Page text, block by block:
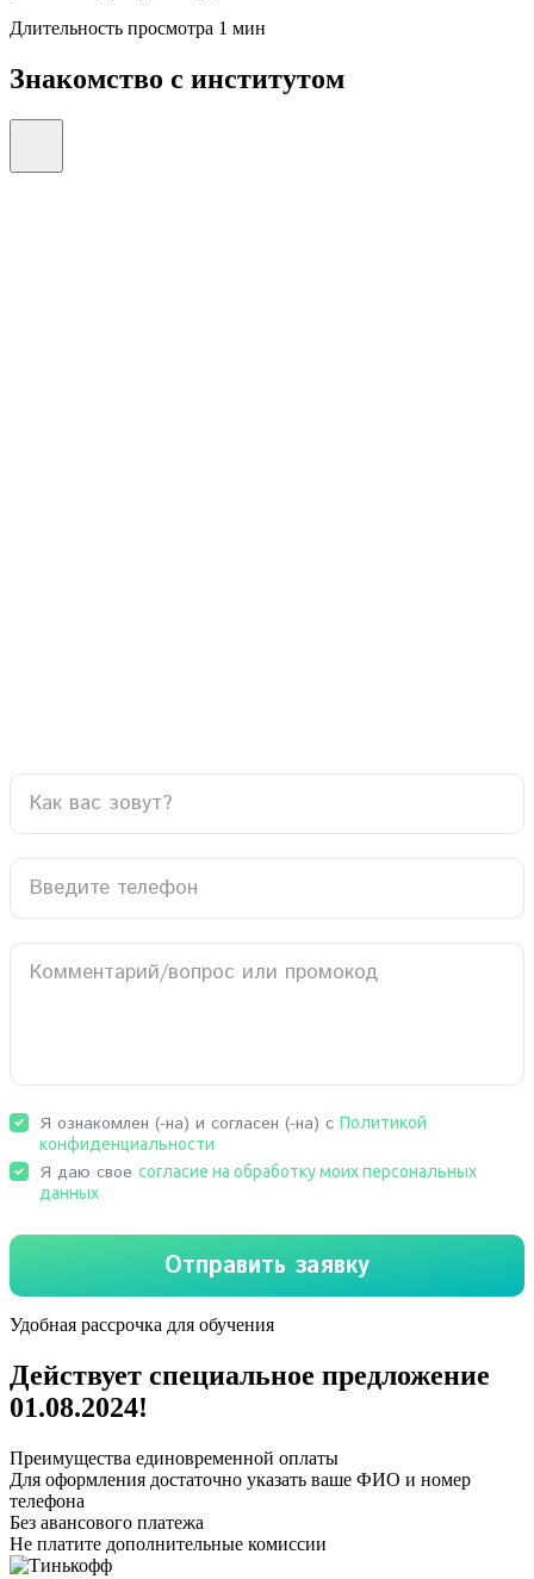
Длительность просмотра 1 мин
Знакомство с институтом
Удобная рассрочка для обучения
Действует специальное предложение
01.08.2024!
Преимущества единовременной оплаты
Для оформления достаточно указать ваше ФИО и номер
телефона
Без авансового платежа
Не платите дополнительные комиссии